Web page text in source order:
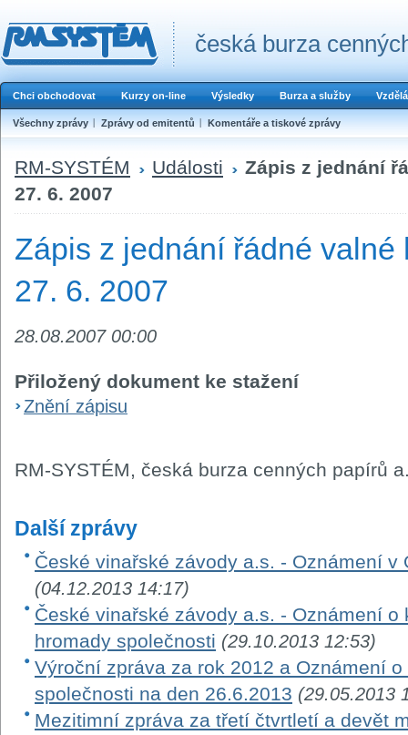
česká burza
Chci obchodovat Kurzy on-line Výsledky Burza a služby
Všechny zprávy Zprávy od emitentů Komentáře a tiskové zprávy
RM-SYSTÉM Události
Zápis z jednání
27. 6. 2007
Zápis z jednání řádné valné
27. 6. 2007
28.08.2007 00:00
Přiložený dokument ke stažení
Znění zápisu
RM-SYSTÉM, česká burza cenných papírů
Další zprávy
České vinařské závody a.s. - Oznámení v
(04.12.2013 14:17)
České vinařské závody a.s. - Oznámení
hromady společnosti (29.10.2013 12:53)
Výroční zpráva za rok 2012 a Oznámení
společnosti na den 26.6.2013 (29.05.2013
Mezitimní zpráva za třetí čtvrtletí a devět